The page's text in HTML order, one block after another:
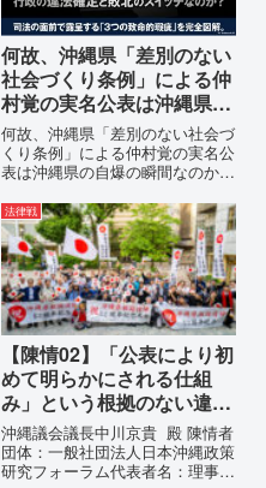
何故、沖縄県「差別のない
社会づくり条例」による仲
村覚の実名公表は沖縄県の
自爆の瞬間なのか？その3
つの理由。
何故、沖縄県「差別のない社会づ
くり条例」による仲村覚の実名公
表は沖縄県の自爆の瞬間なのか？
強行しようとしている「仲村覚の
実名公表」。行政側はこの行為
を、特定の個人を社会的制裁に追
い込むための「仕上げ」だと考え
て...
法律戦
【陳情02】「公表により初
めて明らかにされる仕組
み」という根拠のない違法
運用の指摘と条例運用の停
止を求める陳情書
沖縄議会議長中川京貴 殿 陳情者
団体：一般社団法人日本沖縄政策
研究フォーラム代表者名：理事